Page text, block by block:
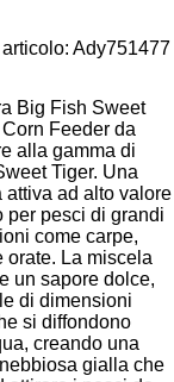
Ady751477
Big Fish Sweet
Feeder da
alla gamma di
Tiger. Una
attiva ad alto valore
per pesci di grandi
come carpe,
orate. La miscela
un sapore dolce,
di dimensioni
si diffondono
creando una
gialla che